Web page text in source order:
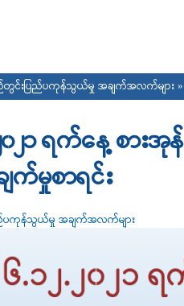
တွင်းပြည်ပကုန်သွယ်မှု အချက်အလက်များ
၀၂၁ ရက်နေ့ စာ
မှုစာရင်း
ပကုန်သွယ်မှု အချက်အလက်များ